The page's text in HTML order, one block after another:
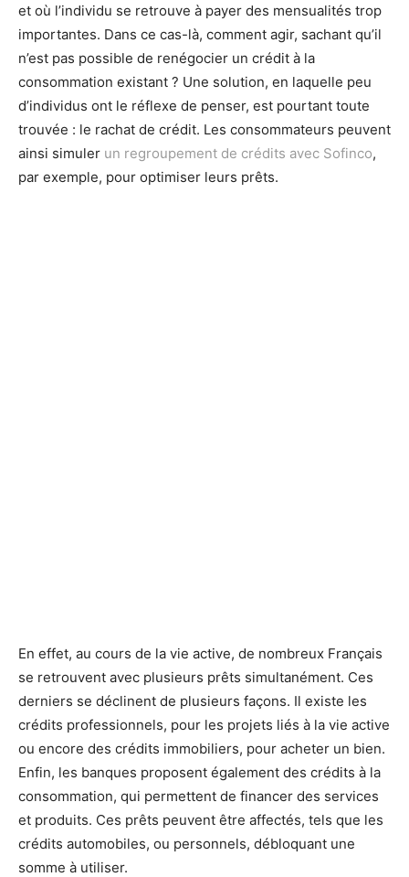
et où l’individu se retrouve à payer des mensualités trop
importantes. Dans ce cas-là, comment agir, sachant qu’il
n’est pas possible de renégocier un crédit à la
consommation existant ? Une solution, en laquelle peu
d’individus ont le réflexe de penser, est pourtant toute
trouvée : le rachat de crédit. Les consommateurs peuvent
ainsi simuler un regroupement de crédits avec Sofinco,
par exemple, pour optimiser leurs prêts.
En effet, au cours de la vie active, de nombreux Français
se retrouvent avec plusieurs prêts simultanément. Ces
derniers se déclinent de plusieurs façons. Il existe les
crédits professionnels, pour les projets liés à la vie active
ou encore des crédits immobiliers, pour acheter un bien.
Enfin, les banques proposent également des crédits à la
consommation, qui permettent de financer des services
et produits. Ces prêts peuvent être affectés, tels que les
crédits automobiles, ou personnels, débloquant une
somme à utiliser.